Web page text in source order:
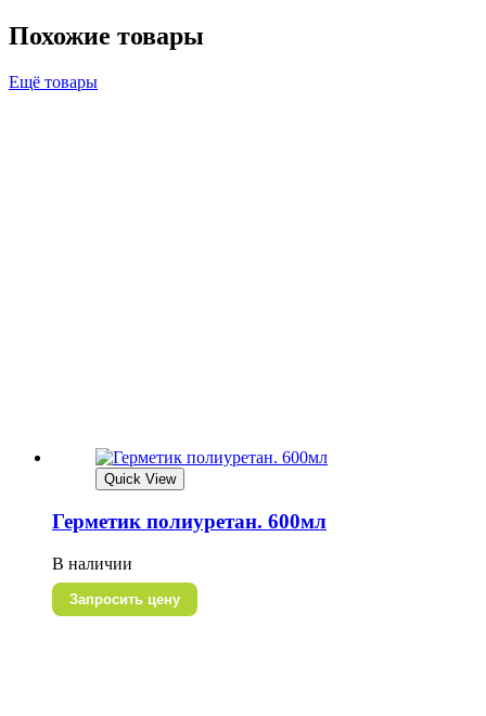
Похожие товары
Ещё товары
Quick View
Герметик полиуретан. 600мл
В наличии
Запросить цену